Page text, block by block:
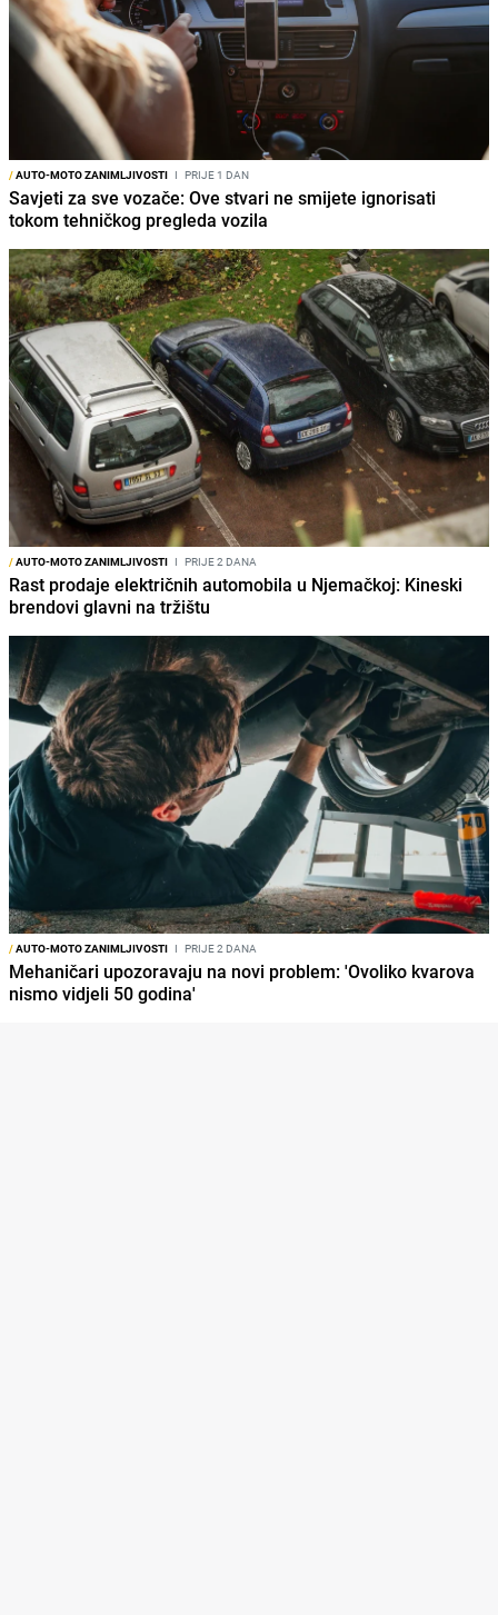
/AUTO-MOTO ZANIMLJIVOSTI I PRIJE 1 DAN
Savjeti za sve vozače: Ove stvari ne smijete ignorisati
tokom tehničkog pregleda vozila
/AUTO-MOTO ZANIMLJIVOSTI I PRIJE 2 DANA
Rast prodaje električnih automobila u Njemačkoj: Kineski
brendovi glavni na tržištu
/AUTO-MOTO ZANIMLJIVOSTI I PRIJE 2 DANA
Mehaničari upozoravaju na novi problem: 'Ovoliko kvarova
nismo vidjeli 50 godina'